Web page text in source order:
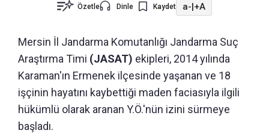
Özetle Dinle Kaydet a-|+A
Mersin İl Jandarma Komutanlığı Jandarma Suç
Araştırma Timi (JASAT) ekipleri, 2014 yılında
Karaman'ın Ermenek ilçesinde yaşanan ve 18
işçinin hayatını kaybettiği maden faciasıyla ilgili
hükümlü olarak aranan Y.Ö.'nün izini sürmeye
başladı.